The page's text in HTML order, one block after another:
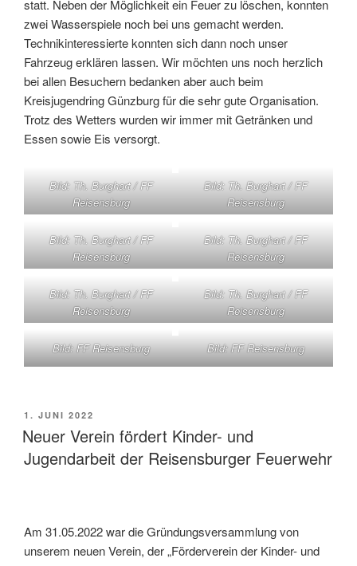
statt. Neben der Möglichkeit ein Feuer zu löschen, konnten
zwei Wasserspiele noch bei uns gemacht werden.
Technikinteressierte konnten sich dann noch unser
Fahrzeug erklären lassen. Wir möchten uns noch herzlich
bei allen Besuchern bedanken aber auch beim
Kreisjugendring Günzburg für die sehr gute Organisation.
Trotz des Wetters wurden wir immer mit Getränken und
Essen sowie Eis versorgt.
Bild: Th. Burghart / FF
Reisensburg
Bild: Th. Burghart / FF
Reisensburg
Bild: Th. Burghart / FF
Reisensburg
Bild: Th. Burghart / FF
Reisensburg
Bild: Th. Burghart / FF
Reisensburg
Bild: Th. Burghart / FF
Reisensburg
Bild: FF Reisensburg Bild: FF Reisensburg
VERÖFFENTLICHT
AM
1. JUNI 2022
Neuer Verein fördert Kinder- und
Jugendarbeit der Reisensburger Feuerwehr
Am 31.05.2022 war die Gründungsversammlung von
unserem neuen Verein, der „Förderverein der Kinder- und